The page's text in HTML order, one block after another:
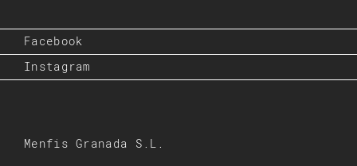
Facebook
Instagram
Menfis Granada S.L.